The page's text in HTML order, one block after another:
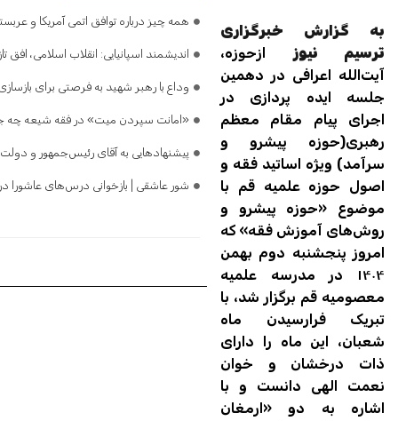
به گزارش خبرگزاری
ترسیم نیوز ازحوزه،
آیت‌الله اعرافی در دهمین
جلسه ایده پردازی در
اجرای پیام مقام معظم
رهبری(حوزه پیشرو و
سرآمد) ویژه اساتید فقه و
اصول حوزه علمیه قم با
موضوع «حوزه پیشرو و
روش‌های آموزش فقه» که
امروز پنجشنبه دوم بهمن
۱۴۰۴ در مدرسه علمیه
معصومیه قم برگزار شد، با
تبریک فرارسیدن ماه
شعبان، این ماه را دارای
ذات درخشان و خوان
نعمت الهی دانست و با
اشاره به دو «ارمغان
همه چیز درباره توافق اتمی آمریکا و
اندیشمند اسپانیایی: انقلاب اسلامی،
وداع با رهبر شهید به فرصتی برای
«امانت سپردن میت» در فقه شیعه چه
پیشنهادهایی به آقای رئیس‌جمهور و دولت
شور عاشقی | بازخوانی درس‌های عاشورا